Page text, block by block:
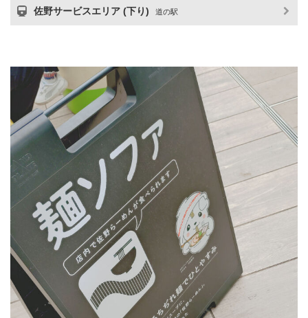
佐野サービスエリア (下り) 道の駅